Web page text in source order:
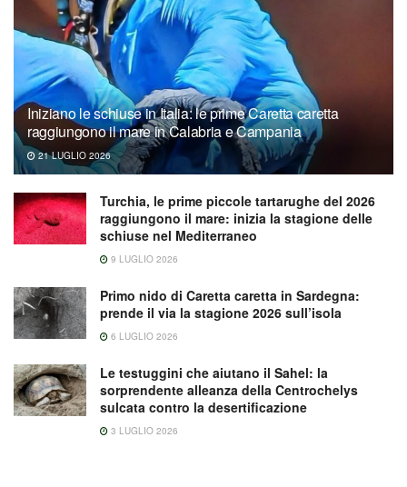
Iniziano le schiuse in Italia: le prime Caretta caretta
raggiungono il mare in Calabria e Campania
21 LUGLIO 2026
Turchia, le prime piccole tartarughe del 2026
raggiungono il mare: inizia la stagione delle
schiuse nel Mediterraneo
9 LUGLIO 2026
Primo nido di Caretta caretta in Sardegna:
prende il via la stagione 2026 sull’isola
6 LUGLIO 2026
Le testuggini che aiutano il Sahel: la
sorprendente alleanza della Centrochelys
sulcata contro la desertificazione
3 LUGLIO 2026